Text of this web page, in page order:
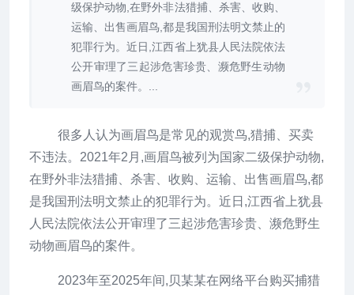
级保护动物,在野外非法猎捕、杀害、收购、
运输、出售画眉鸟,都是我国刑法明文禁止的
犯罪行为。近日,江西省上犹县人民法院依法
公开审理了三起涉危害珍贵、濒危野生动物
画眉鸟的案件。...
很多人认为画眉鸟是常见的观赏鸟,猎捕、买卖
不违法。2021年2月,画眉鸟被列为国家二级保护动物,
在野外非法猎捕、杀害、收购、运输、出售画眉鸟,都
是我国刑法明文禁止的犯罪行为。近日,江西省上犹县
人民法院依法公开审理了三起涉危害珍贵、濒危野生
动物画眉鸟的案件。
2023年至2025年间,贝某某在网络平台购买捕猎